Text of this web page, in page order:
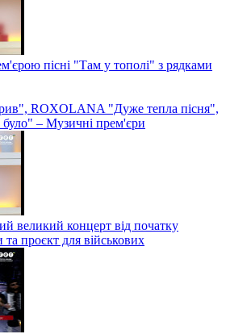
пісні "Там у тополі" з рядками
ROXOLANA "Дуже тепла пісня",
– Музичні прем'єри
великий концерт від початку
проєкт для військових